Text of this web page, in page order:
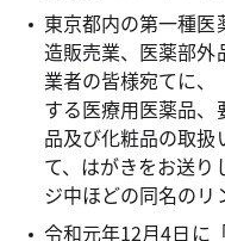
東京都内の第一種
造販売業、医薬部外
業者の皆様宛てに
する医療用医薬品
品及び化粧品の取
て、はがきをお送り
ジ中ほどの同名のリ
令和元年12月4日に